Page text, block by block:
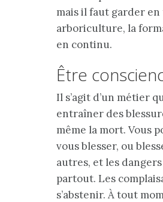
mais il faut garder en
arboriculture, la
en continu.
Être
Il s’agit d’un métier
entraîner des
même la mort. Vous
vous blesser, ou
autres, et les
partout. Les
s’abstenir. À tout